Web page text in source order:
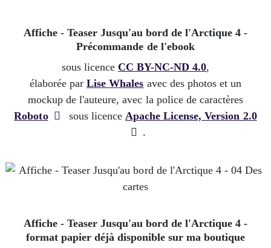
Affiche - Teaser Jusqu'au bord de l'Arctique 4 -
Précommande de l'ebook
sous licence CC BY-NC-ND 4.0,
élaborée parLise Whales avec des photos et un
mockup de l'auteure, avec la police de caractères
Roboto
sous licence Apache License, Version 2.0
.
Affiche - Teaser Jusqu'au bord de l'Arctique 4 -
format papier déjà disponible sur ma boutique